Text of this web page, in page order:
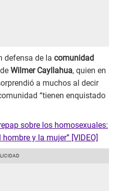
defensa de la comunidad
Wilmer Cayllahua, quien en
a muchos al decir
“tienen enquistado
sobre los homosexuales:
y la mujer” [VIDEO]